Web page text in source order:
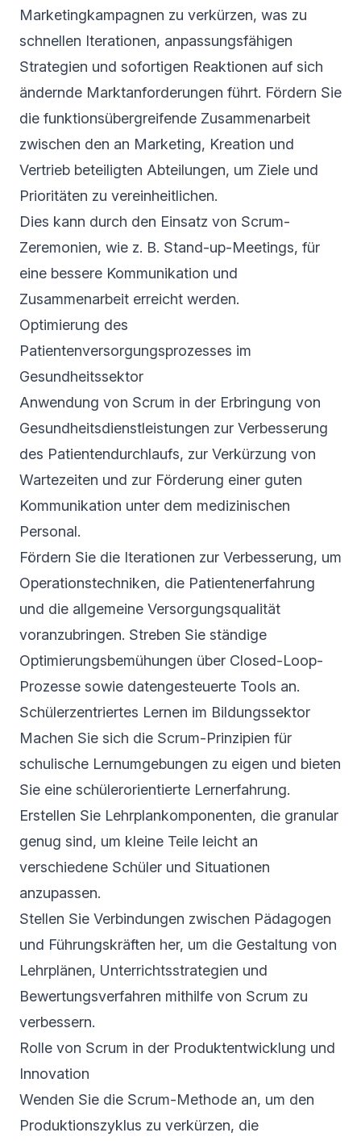
Marketingkampagnen zu verkürzen, was zu
schnellen Iterationen, anpassungsfähigen
Strategien und sofortigen Reaktionen auf sich
ändernde Marktanforderungen führt. Fördern Sie
die funktionsübergreifende Zusammenarbeit
zwischen den an Marketing, Kreation und
Vertrieb beteiligten Abteilungen, um Ziele und
Prioritäten zu vereinheitlichen.
Dies kann durch den Einsatz von Scrum-
Zeremonien, wie z. B. Stand-up-Meetings, für
eine bessere Kommunikation und
Zusammenarbeit erreicht werden.
Optimierung des
Patientenversorgungsprozesses im
Gesundheitssektor
Anwendung von Scrum in der Erbringung von
Gesundheitsdienstleistungen zur Verbesserung
des Patientendurchlaufs, zur Verkürzung von
Wartezeiten und zur Förderung einer guten
Kommunikation unter dem medizinischen
Personal.
Fördern Sie die Iterationen zur Verbesserung, um
Operationstechniken, die Patientenerfahrung
und die allgemeine Versorgungsqualität
voranzubringen. Streben Sie ständige
Optimierungsbemühungen über Closed-Loop-
Prozesse sowie datengesteuerte Tools an.
Schülerzentriertes Lernen im Bildungssektor
Machen Sie sich die Scrum-Prinzipien für
schulische Lernumgebungen zu eigen und bieten
Sie eine schülerorientierte Lernerfahrung.
Erstellen Sie Lehrplankomponenten, die granular
genug sind, um kleine Teile leicht an
verschiedene Schüler und Situationen
anzupassen.
Stellen Sie Verbindungen zwischen Pädagogen
und Führungskräften her, um die Gestaltung von
Lehrplänen, Unterrichtsstrategien und
Bewertungsverfahren mithilfe von Scrum zu
verbessern.
Rolle von Scrum in der Produktentwicklung und
Innovation
Wenden Sie die Scrum-Methode an, um den
Produktionszyklus zu verkürzen, die